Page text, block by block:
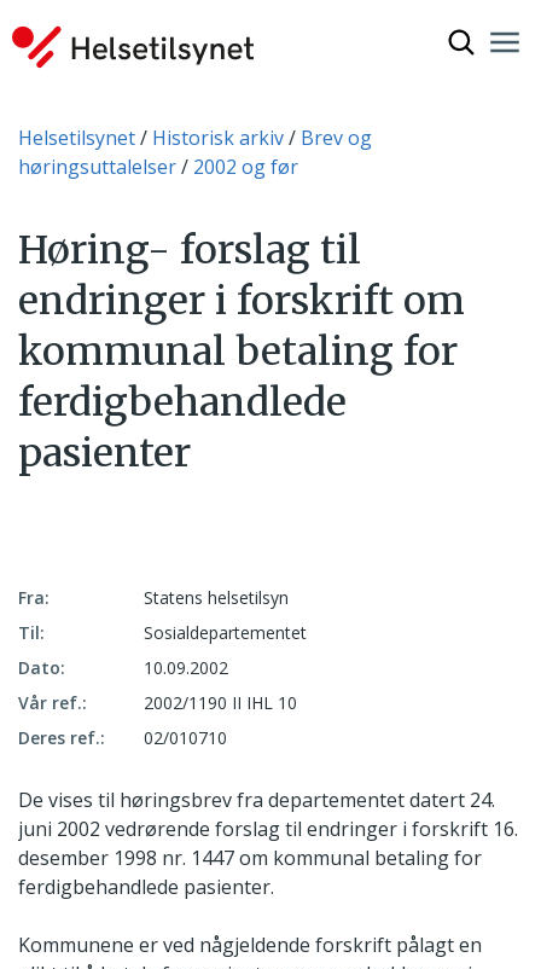
Du er her:
Helsetilsynet Historisk arkiv
Brev og
høringsuttalelser
2002 og før
Høring- forslag til
endringer i forskrift om
kommunal betaling for
ferdigbehandlede
pasienter
Fra:
Statens helsetilsyn
Til:
Sosialdepartementet
Dato:
10.09.2002
Vår ref.:
2002/1190 II IHL 10
Deres ref.:
02/010710
De vises til høringsbrev fra departementet datert 24.
juni 2002 vedrørende forslag til endringer i forskrift 16.
desember 1998 nr. 1447 om kommunal betaling for
ferdigbehandlede pasienter.
Kommunene er ved någjeldende forskrift pålagt en